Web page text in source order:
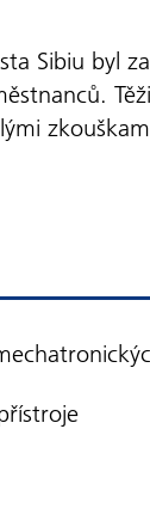
Sibiu byl